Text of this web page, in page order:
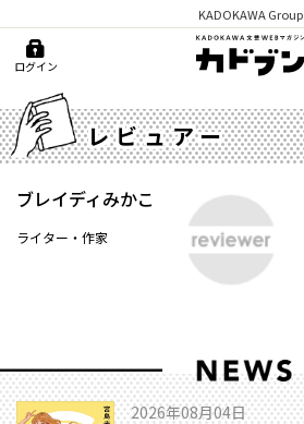
KADOKAWA Group
ログイン
レビュアー
ブレイディみかこ
ライター・作家
2026年08月04日